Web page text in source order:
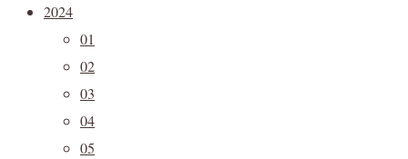
2024
01
02
03
04
05